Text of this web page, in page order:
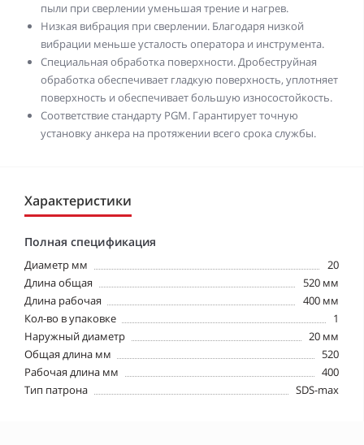
пыли при сверлении уменьшая трение и нагрев.
Низкая вибрация при сверлении. Благодаря низкой
вибрации меньше усталость оператора и инструмента.
Специальная обработка поверхности. Дробеструйная
обработка обеспечивает гладкую поверхность, уплотняет
поверхность и обеспечивает большую износостойкость.
Соответствие стандарту PGM. Гарантирует точную
установку анкера на протяжении всего срока службы.
Характеристики
Полная спецификация
Диаметр мм
20
Длина общая
520 мм
Длина рабочая
400 мм
Кол-во в упаковке
1
Наружный диаметр
20 мм
Общая длина мм
520
Рабочая длина мм
400
Тип патрона
SDS-max